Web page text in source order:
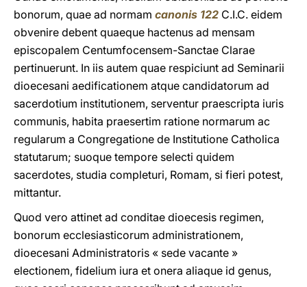
bonorum, quae ad normam canonis 122 C.I.C. eidem
obvenire debent quaeque hactenus ad mensam
episcopalem Centumfocensem-Sanctae Clarae
pertinuerunt. In iis autem quae respiciunt ad Seminarii
dioecesani aedificationem atque candidatorum ad
sacerdotium institutionem, serventur praescripta iuris
communis, habita praesertim ratione normarum ac
regularum a Congregatione de Institutione Catholica
statutarum; suoque tempore selecti quidem
sacerdotes, studia completuri, Romam, si fieri potest,
mittantur.
Quod vero attinet ad conditae dioecesis regimen,
bonorum ecclesiasticorum administrationem,
dioecesani Administratoris « sede vacante »
electionem, fidelium iura et onera aliaque id genus,